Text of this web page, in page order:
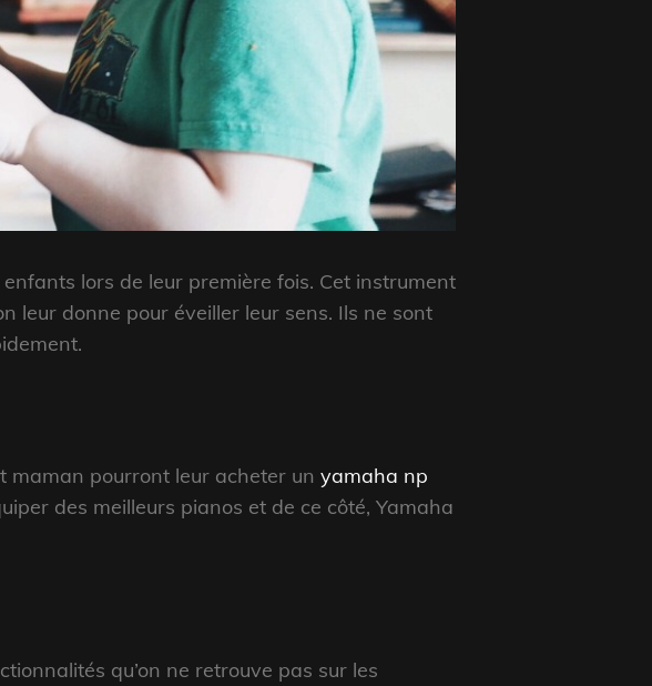
lors de leur première fois. Cet instrument
leur donne pour éveiller leur sens. Ils ne sont
maman pourront leur acheter un yamaha np
des meilleurs pianos et de ce côté, Yamaha
qu’on ne retrouve pas sur les